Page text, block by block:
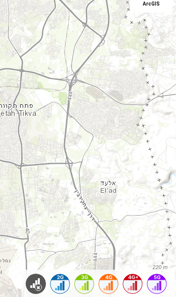
ArcGIS